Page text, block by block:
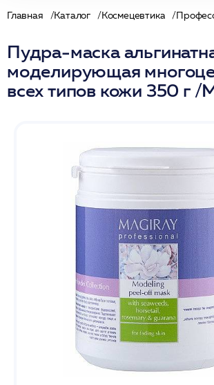
Главная Каталог Космецевтика
Пудра-маска
моделирующая
всех типов кожи 350 г /